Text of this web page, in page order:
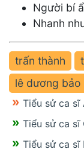
Người bí
Nhanh
trấn thành
lê dương bảo
Tiểu sử ca sĩ
Tiểu sử ca sĩ
Tiểu sử ca sĩ